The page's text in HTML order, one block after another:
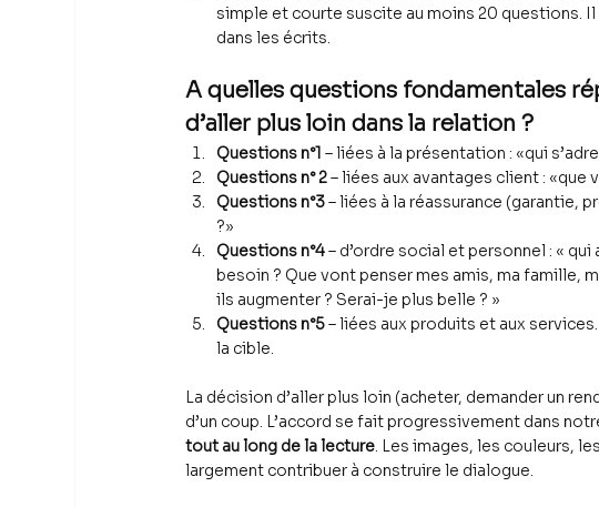
simple et courte suscite au moins 20 questions.
dans les écrits.
A quelles questions fondamentales
d’aller plus loin dans la relation ?
Questions n°1 – liées à la présentation : «qui
Questions n° 2 – liées aux avantages client : «que
Questions n°3 – liées à la réassurance (garantie,
?»
Questions n°4 – d’ordre social et personnel : «
besoin ? Que vont penser mes amis, ma famille,
ils augmenter ? Serai-je plus belle ? »
Questions n°5 – liées aux produits et aux
la cible.
La décision d’aller plus loin (acheter, demander un
d’un coup. L’accord se fait progressivement dans
tout au long de la lecture. Les images, les couleurs,
largement contribuer à construire le dialogue.